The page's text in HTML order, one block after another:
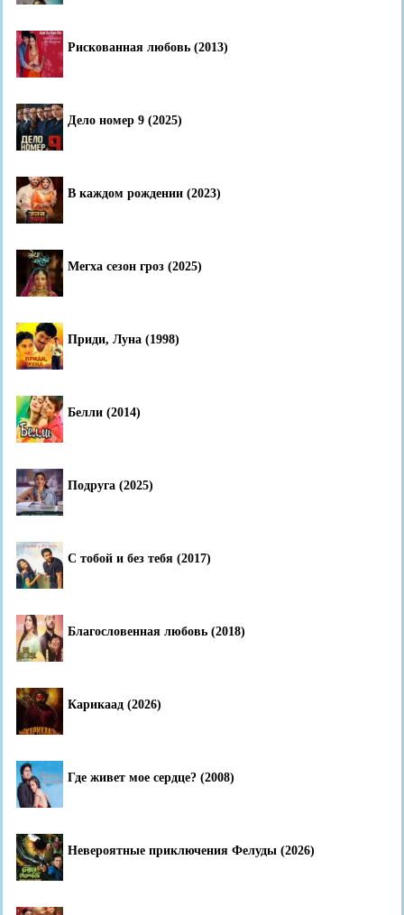
Рискованная любовь (2013)
Дело номер 9 (2025)
В каждом рождении (2023)
Мегха сезон гроз (2025)
Приди, Луна (1998)
Белли (2014)
Подруга (2025)
С тобой и без тебя (2017)
Благословенная любовь (2018)
Карикаад (2026)
Где живет мое сердце? (2008)
Невероятные приключения Фелуды (2026)